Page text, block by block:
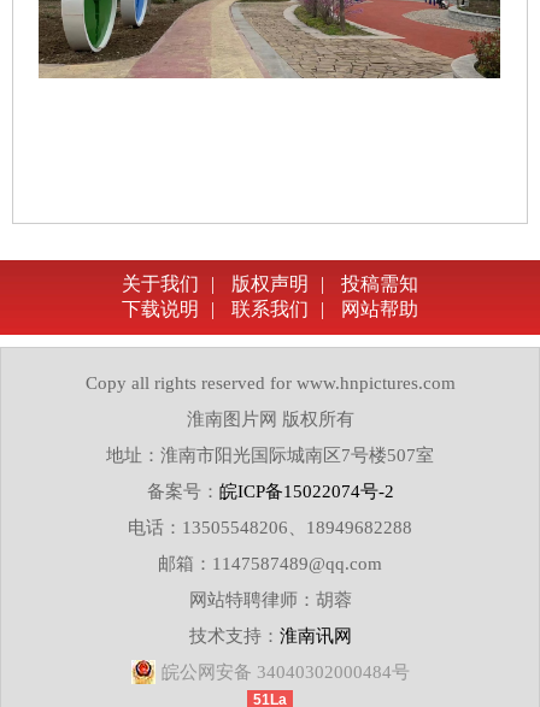
关于我们 | 版权声明 |
投稿需知
下载说明
| 联系我们 | 网站帮助
Copy all rights reserved for www.hnpictures.com
淮南图片网 版权所有
地址：淮南市阳光国际城南区7号楼507室
备案号： 皖ICP备15022074号-2
电话：13505548206、18949682288
邮箱：1147587489@qq.com
网站特聘律师：胡蓉
技术支持： 淮南讯网
皖公网安备 34040302000484号
51La